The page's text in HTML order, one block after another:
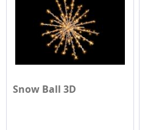
Snow Ball 3D